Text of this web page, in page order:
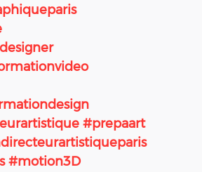
#prepaart
#motion3D